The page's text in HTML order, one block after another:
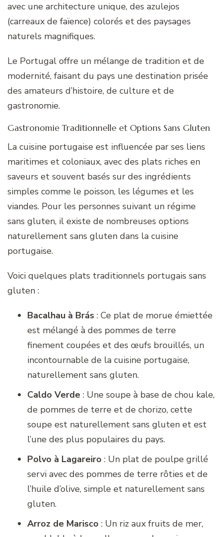
avec une architecture unique, des azulejos
(carreaux de faïence) colorés et des paysages
naturels magnifiques.
Le Portugal offre un mélange de tradition et de
modernité, faisant du pays une destination prisée
des amateurs d’histoire, de culture et de
gastronomie.
Gastronomie Traditionnelle et Options Sans Gluten
La cuisine portugaise est influencée par ses liens
maritimes et coloniaux, avec des plats riches en
saveurs et souvent basés sur des ingrédients
simples comme le poisson, les légumes et les
viandes. Pour les personnes suivant un régime
sans gluten, il existe de nombreuses options
naturellement sans gluten dans la cuisine
portugaise.
Voici quelques plats traditionnels portugais sans
gluten :
Bacalhau à Brás : Ce plat de morue émiettée
est mélangé à des pommes de terre
finement coupées et des œufs brouillés, un
incontournable de la cuisine portugaise,
naturellement sans gluten.
Caldo Verde : Une soupe à base de chou kale,
de pommes de terre et de chorizo, cette
soupe est naturellement sans gluten et est
l’une des plus populaires du pays.
Polvo à Lagareiro : Un plat de poulpe grillé
servi avec des pommes de terre rôties et de
l’huile d’olive, simple et naturellement sans
gluten.
Arroz de Marisco : Un riz aux fruits de mer,